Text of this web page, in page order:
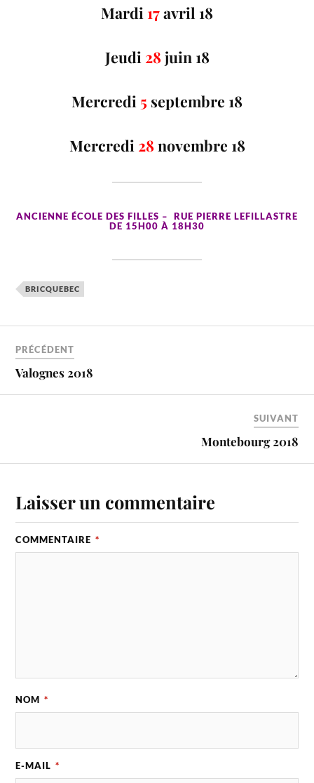
Mardi 17avril 18
Jeudi 28 juin 18
Mercredi 5 septembre 18
Mercredi 28 novembre 18
ANCIENNE ÉCOLE DES FILLES – RUE PIERRE LEFILLASTRE
DE 15H00 À 18H30
BRICQUEBEC
PRÉCÉDENT
Valognes 2018
SUIVANT
Montebourg 2018
Laisser un commentaire
COMMENTAIRE *
NOM *
E-MAIL *